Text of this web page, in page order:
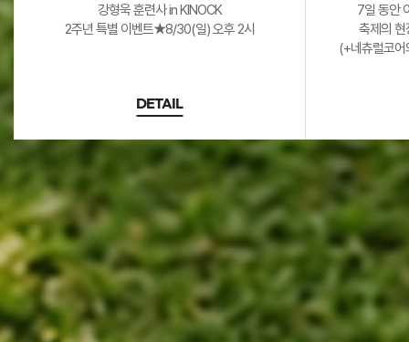
강형욱 훈련사 in KINOCK
2주년 특별 이벤트★8/30(일) 오후 2시
DETAIL
7일 동안
축제의 현
(+네츄럴코어